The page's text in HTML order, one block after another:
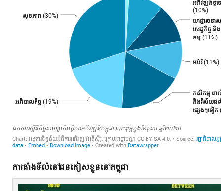
​ការ​តាំងទី​លំនៅ​ជនភៀសខ្លួន​នៅ​កម្ពុជា​